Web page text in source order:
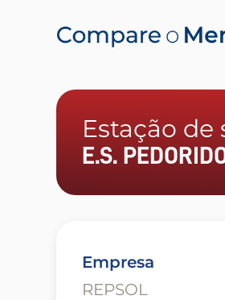
Estação de
E.S.
Empresa
REPSOL